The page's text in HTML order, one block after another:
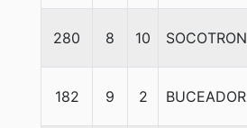
280 8 10 SOCOTRON
182 9 2 BUCEADOR